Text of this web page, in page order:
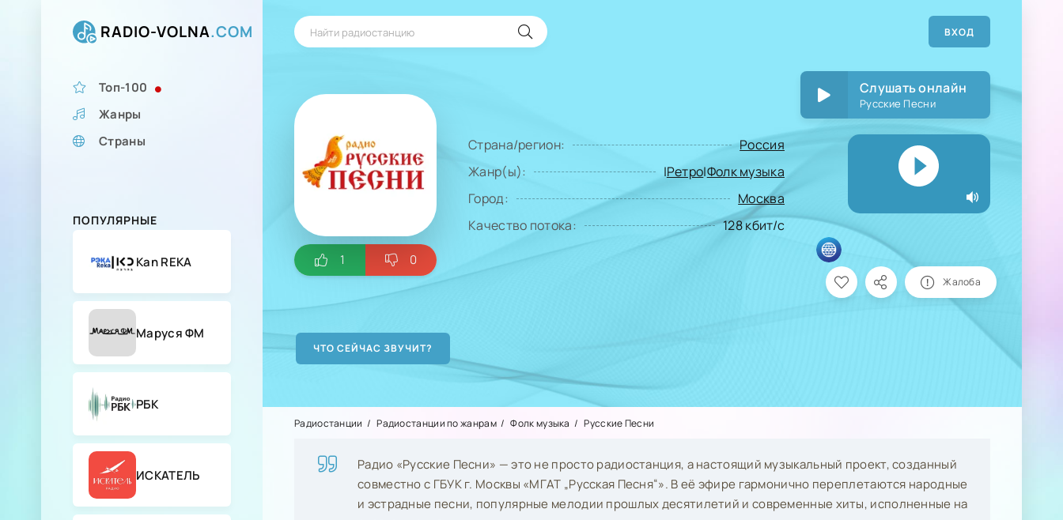
RADIO-VOLNA.COM ВХОД
Топ-100
Жанры
Страны
ПОПУЛЯРНЫЕ
Kan REKA
Маруся ФМ
РБК
ИСКАТЕЛЬ
1 0
Страна/регион:
Россия
Жанр(ы):
|Ретро|Фолк музыка
Город:
Москва
Качество потока:
128 кбит/с
Слушать онлайн
Русские Песни
Жалоба
Радиостанции Радиостанции по жанрам Фолк музыка Русские Песни
Радио «Русские Песни» — это не просто радиостанция, а настоящий музыкальный проект, созданный
совместно с ГБУК г. Москвы «МГАТ „Русская Песня“». В её эфире гармонично переплетаются народные
и эстрадные песни, популярные мелодии прошлых десятилетий и современные хиты, исполненные на